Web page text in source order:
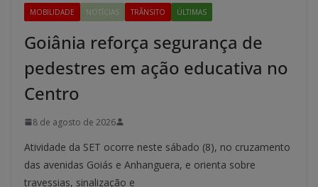
MOBILIDADE NOTÍCIAS TRÂNSITO ÚLTIMAS
Goiânia reforça segurança de
pedestres em ação educativa no
Centro
8 de agosto de 2026
Atividade da SET ocorre neste sábado (8), no cruzamento
das avenidas Goiás e Anhanguera, e orienta sobre
travessias, sinalização e